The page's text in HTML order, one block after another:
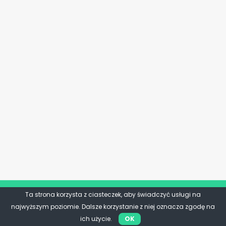
Ta strona korzysta z ciasteczek, aby świadczyć usługi na
najwyższym poziomie. Dalsze korzystanie z niej oznacza zgodę na
ich użycie.
OK